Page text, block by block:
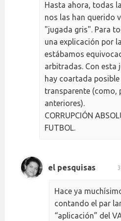
Hasta ahora, todas
nos las han querido
"jugada gris". Para
una explicación por
estábamos
arbitradas. Con esta
hay coartada posible
transparente (como,
anteriores).
CORRUPCIÓN
FUTBOL.
el pesquisas
Hace ya
contando el par
“aplicación” del